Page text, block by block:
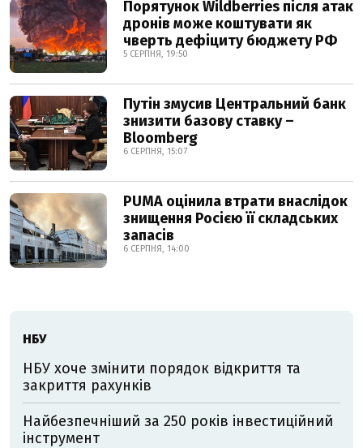
Порятунок Wildberries після атак
дронів може коштувати як
чверть дефіциту бюджету РФ
5 СЕРПНЯ, 19:50
Путін змусив Центральний банк
знизити базову ставку –
Bloomberg
6 СЕРПНЯ, 15:07
PUMA оцінила втрати внаслідок
знищення Росією її складських
запасів
6 СЕРПНЯ, 14:00
НБУ
НБУ хоче змінити порядок відкриття та
закриття рахунків
Найбезпечніший за 250 років інвестиційний
інструмент